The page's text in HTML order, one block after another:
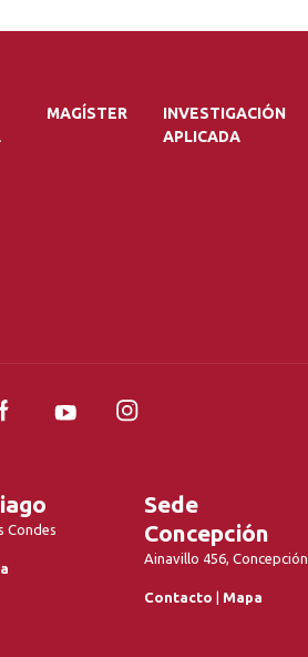
MAGÍSTER
INVESTIGACIÓN
APLICADA
FacebookYouTubeInstagram
Condes
Sede
Concepción
Ainavillo 456, Concepción
Contacto | Mapa